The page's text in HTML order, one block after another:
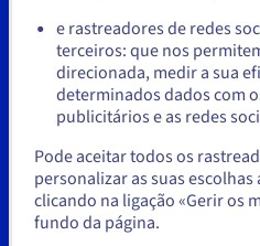
Demonstração
Reserve uma
personalizado aos
Contacte o nosso
Ficar no website atual
e rastreadores de redes
terceiros: que nos
direcionada, medir a sua
determinados dados com
publicitários e as redes
Pode aceitar todos os
personalizar as suas
clicando na ligação «Gerir os
fundo da página.